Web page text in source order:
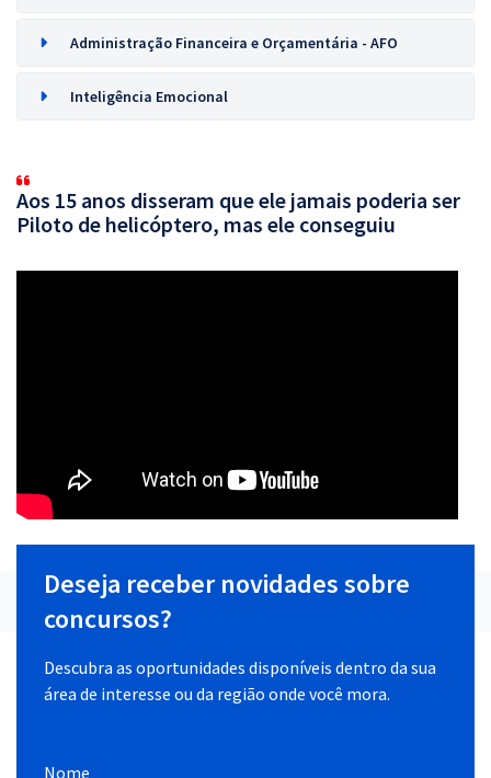
Administração Financeira e Orçamentária - AFO
Inteligência Emocional
Aos 15 anos disseram que ele jamais poderia ser
Piloto de helicóptero, mas ele conseguiu
Deseja receber novidades sobre
concursos?
Descubra as oportunidades disponíveis dentro da sua
área de interesse ou da região onde você mora.
Nome